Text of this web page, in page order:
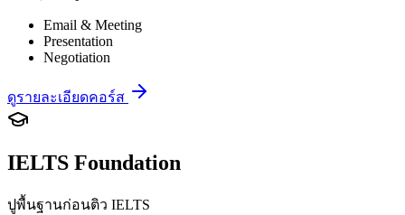
Email & Meeting
Presentation
Negotiation
ดูรายละเอียดคอร์ส
IELTS Foundation
ปูพื้นฐานก่อนติว IELTS